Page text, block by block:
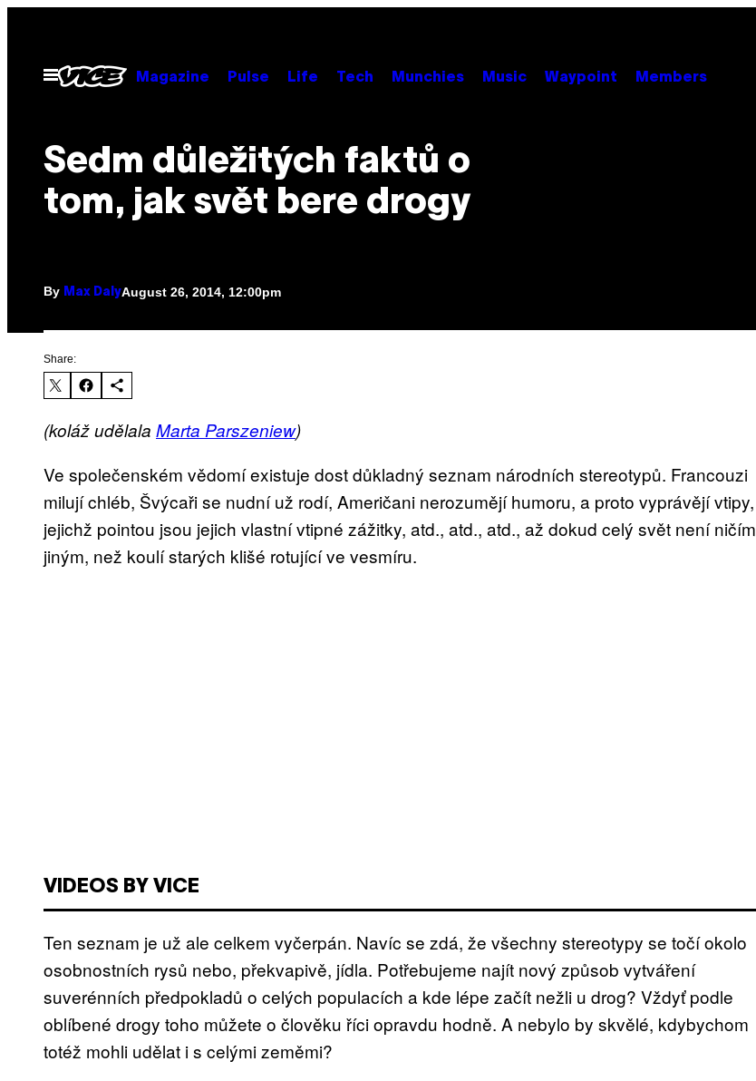
contentOpen
Menu
Magazine Pulse Life Tech Munchies Music Waypoint Members
Sedm důležitých faktů o
tom, jak svět bere drogy
By Max DalyAugust 26, 2014, 12:00pm
Share:
(koláž udělala Marta Parszeniew)
Ve společenském vědomí existuje dost důkladný seznam národních stereotypů. Francouzi
milují chléb, Švýcaři se nudní už rodí, Američani nerozumějí humoru, a proto vyprávějí vtipy,
jejichž pointou jsou jejich vlastní vtipné zážitky, atd., atd., atd., až dokud celý svět není ničím
jiným, než koulí starých klišé rotující ve vesmíru.
VIDEOS BY VICE
Ten seznam je už ale celkem vyčerpán. Navíc se zdá, že všechny stereotypy se točí okolo
osobnostních rysů nebo, překvapivě, jídla. Potřebujeme najít nový způsob vytváření
suverénních předpokladů o celých populacích a kde lépe začít nežli u drog? Vždyť podle
oblíbené drogy toho můžete o člověku říci opravdu hodně. A nebylo by skvělé, kdybychom
totéž mohli udělat i s celými zeměmi?